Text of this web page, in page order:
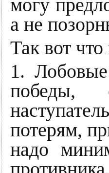
могу
а не
Так вот
1.
потерям,
надо